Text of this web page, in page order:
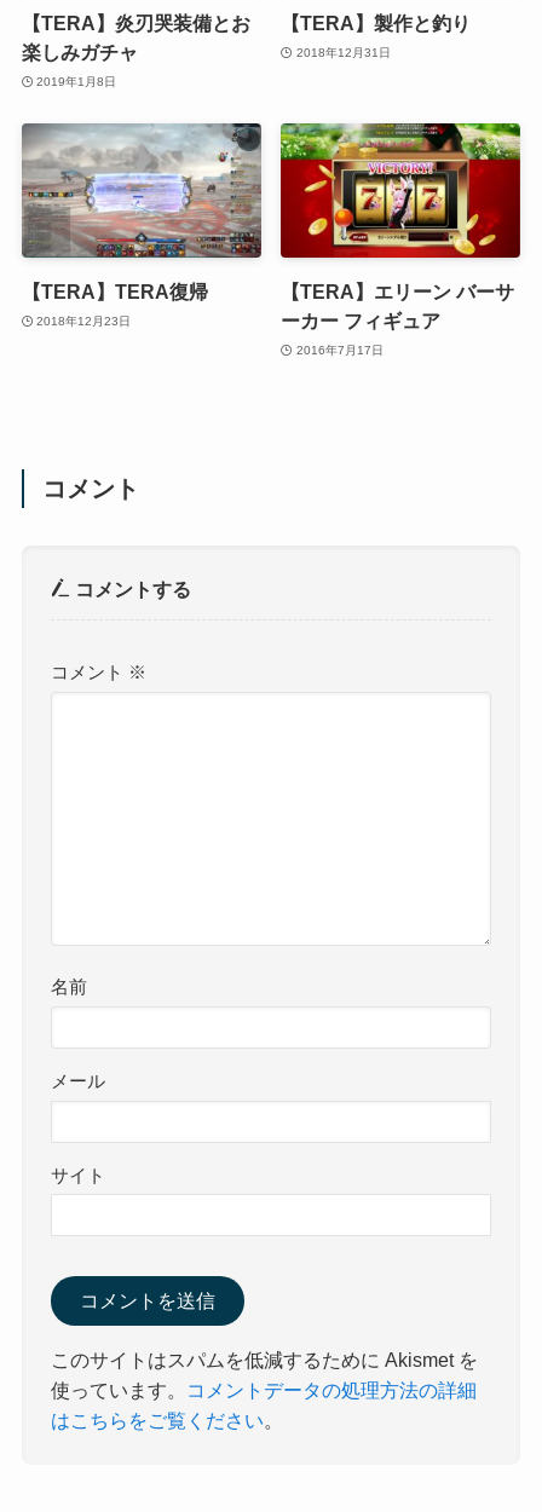
【TERA】炎刃哭装備とお
楽しみガチャ
2019年1月8日
【TERA】製作と釣り
2018年12月31日
【TERA】TERA復帰
2018年12月23日
【TERA】エリーン バーサ
ーカー フィギュア
2016年7月17日
コメント
コメントする
コメント ※
名前
メール
サイト
このサイトはスパムを低減するために Akismet を
使っています。
コメントデータの処理方法の詳細
はこちらをご覧ください。